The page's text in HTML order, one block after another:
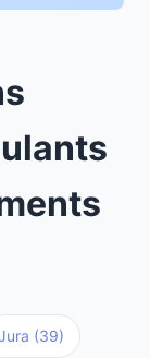
(39)